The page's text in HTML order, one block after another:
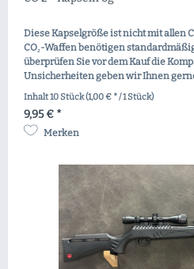
Diese Kapselgröße ist nicht mit allen
CO₂-Waffen benötigen
überprüfen Sie vor dem Kauf die
Unsicherheiten geben wir Ihnen
Inhalt10 Stück(1,00 € * / 1 Stück)
9,95 € *
Merken